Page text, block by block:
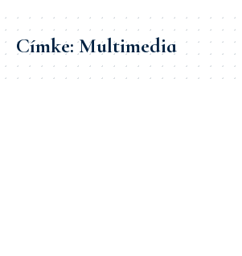
Címke:Multimedia